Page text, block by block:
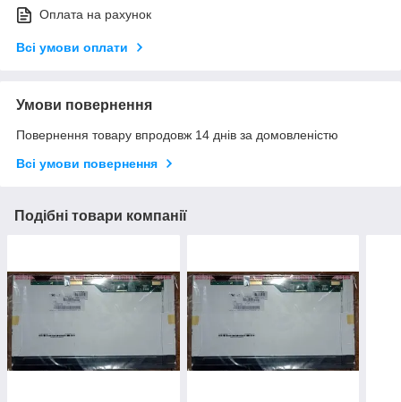
Оплата на рахунок
Всі умови оплати
Умови повернення
Повернення товару впродовж 14 днів за домовленістю
Всі умови повернення
Подібні товари компанії